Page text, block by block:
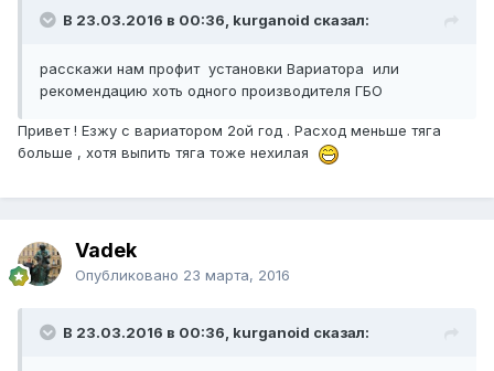
В 23.03.2016 в 00:36, kurganoid сказал:
расскажи нам профит установки Вариатора или
рекомендацию хоть одного производителя ГБО
Привет ! Езжу с вариатором 2ой год . Расход меньше тяга
больше , хотя выпить тяга тоже нехилая
Vadek
Опубликовано 23 марта, 2016
В 23.03.2016 в 00:36, kurganoid сказал: